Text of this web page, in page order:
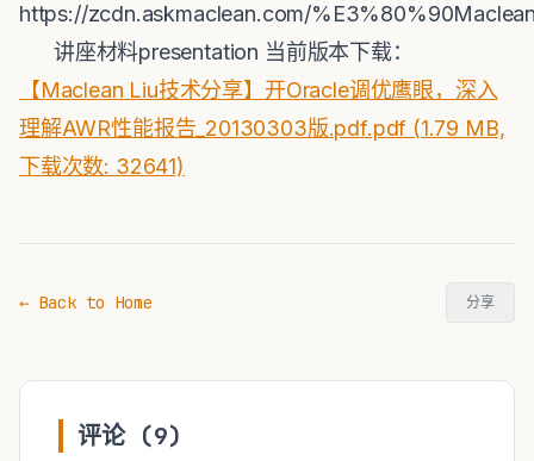
https://zcdn.askmaclean.com/
讲座材料presentation 当前版本下载：
【Maclean Liu技术分享】开Oracle调优鹰眼，深入
理解AWR性能报告_20130303版.pdf.pdf (1.79 MB,
下载次数: 32641)
← Back to Home 分享
评论 (9)